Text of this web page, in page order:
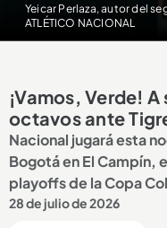
Yeicar Perlaza, autor del
ATLÉTICO NACIONAL
¡Vamos, Verde!
octavos ante
Nacional jugará esta
Bogotá en El Campín,
playoffs de la Copa
28 de julio de 2026